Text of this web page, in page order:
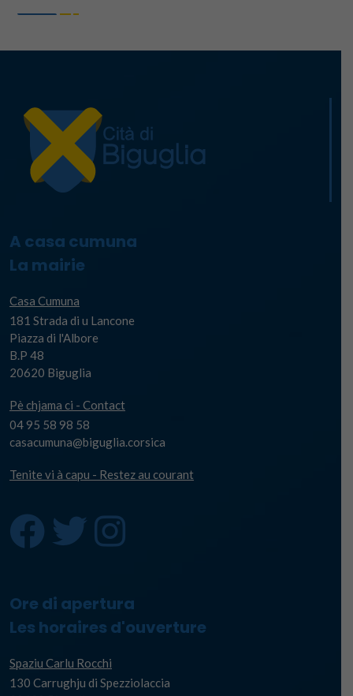
A casa cumuna
La mairie
Casa Cumuna
181 Strada di u Lancone
Piazza di l'Albore
B.P 48
20620 Biguglia
Pè chjama ci - Contact
04 95 58 98 58
casacumuna@biguglia.corsica
Tenite vi à capu - Restez au courant
Ore di apertura
Les horaires d'ouverture
Spaziu Carlu Rocchi
130 Carrughju di Spezziolaccia